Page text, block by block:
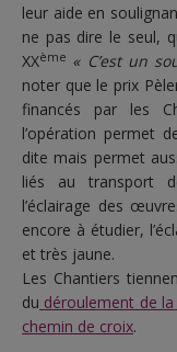
leur aide en
ne pas dire le seul,
XXème « C’est un
noter que le prix
financés par les
l’opération permet
dite mais permet
liés au transport
l’éclairage des
encore à étudier,
et très jaune.
Les Chantiers
du déroulement de
chemin de croix.